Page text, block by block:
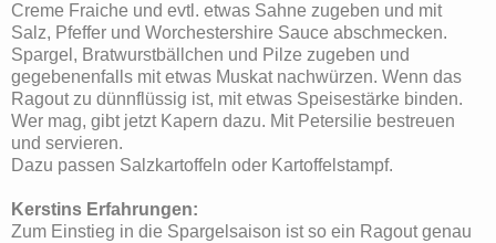
Creme Fraiche und evtl. etwas Sahne zugeben und mit
Salz, Pfeffer und Worchestershire Sauce abschmecken.
Spargel, Bratwurstbällchen und Pilze zugeben und
gegebenenfalls mit etwas Muskat nachwürzen. Wenn das
Ragout zu dünnflüssig ist, mit etwas Speisestärke binden.
Wer mag, gibt jetzt Kapern dazu. Mit Petersilie bestreuen
und servieren.
Dazu passen Salzkartoffeln oder Kartoffelstampf.
Kerstins Erfahrungen:
Zum Einstieg in die Spargelsaison ist so ein Ragout genau